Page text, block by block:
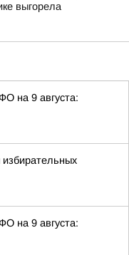
выгорела
на 9 августа:
на 9 августа: